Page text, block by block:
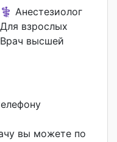
⚕️ Анестезиолог
Для взрослых
Врач высшей
вы можете по